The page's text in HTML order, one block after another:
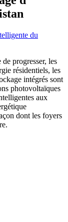
progresser, les
résidentiels, les
intégrés sont
photovoltaïques
aux
dont les foyers